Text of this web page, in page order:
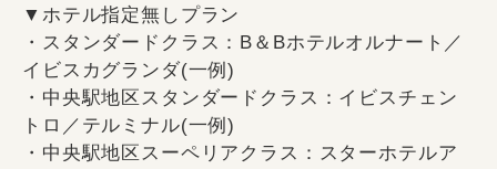
▼ホテル指定無しプラン
・スタンダードクラス：B＆Bホテルオルナート／
イビスカグランダ(一例)
・中央駅地区スタンダードクラス：イビスチェン
トロ／テルミナル(一例)
・中央駅地区スーペリアクラス：スターホテルア